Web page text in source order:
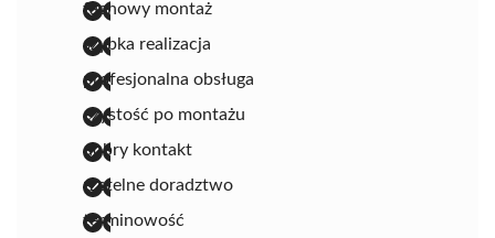
fachowy montaż
szybka realizacja
profesjonalna obsługa
czystość po montażu
dobry kontakt
rzetelne doradztwo
terminowość